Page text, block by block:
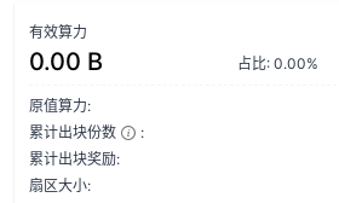
有效算力
0.00 B 占比: 0.00%
原值算力:
累计出块份数
:
累计出块奖励:
扇区大小: